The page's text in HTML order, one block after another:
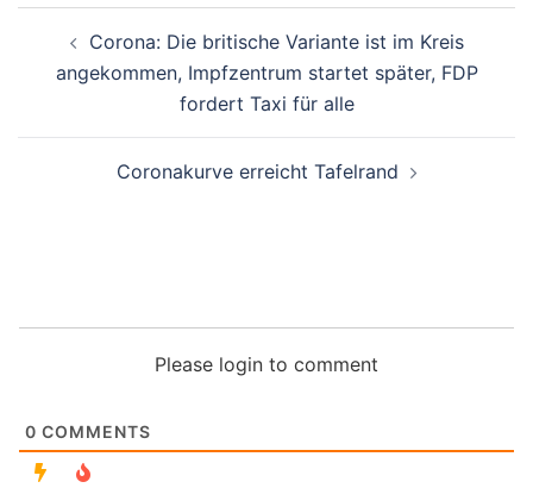
Corona: Die britische Variante ist im Kreis
angekommen, Impfzentrum startet später, FDP
fordert Taxi für alle
Coronakurve erreicht Tafelrand
Please login to comment
0 COMMENTS